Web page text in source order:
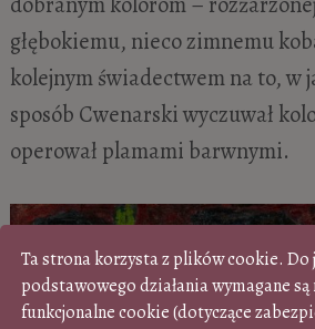
Ta strona korzysta z plików cookie. Do
podstawowego działania wymagane są
funkcjonalne cookie (dotyczące
głębokiemu, nieco zimnemu
kolejnym świadectwem na to, w
sposób Cwenarski wyczuwał
operował plamami barwnymi.